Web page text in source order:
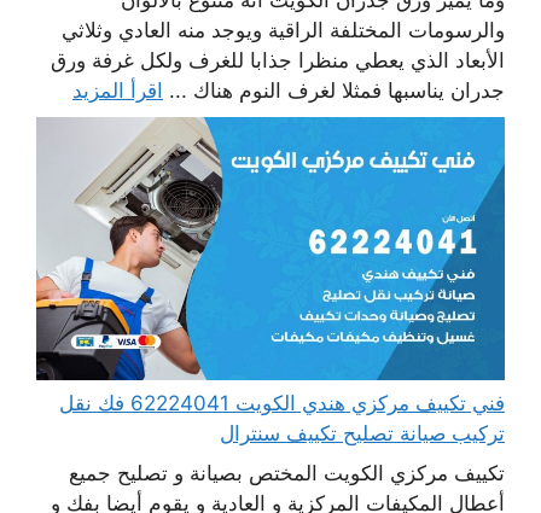
والرسومات المختلفة الراقية ويوجد منه العادي وثلاثي
الأبعاد الذي يعطي منظرا جذابا للغرف ولكل غرفة ورق
جدران يناسبها فمثلا لغرف النوم هناك ... اقرأ المزيد
فني تكييف مركزي هندي الكويت 62224041 فك نقل
تركيب صيانة تصليح تكييف سنترال
تكييف مركزي الكويت المختص بصيانة و تصليح جميع
أعطال المكيفات المركزية و العادية و يقوم أيضا بفك و